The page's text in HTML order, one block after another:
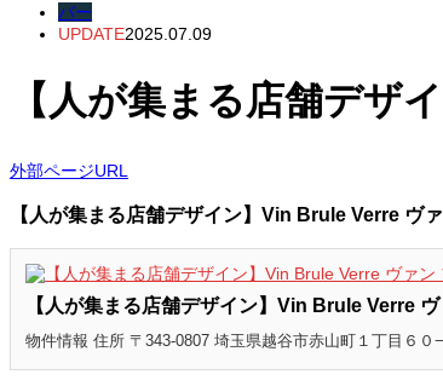
バー
UPDATE2025.07.09
【人が集まる店舗デザ
外部ページURL
【人が集まる店舗デザイン】Vin Brule Verre ヴ
【人が集まる店舗デザイン】Vin Brule Verre
物件情報 住所 〒343-0807 埼玉県越谷市赤山町１丁目６